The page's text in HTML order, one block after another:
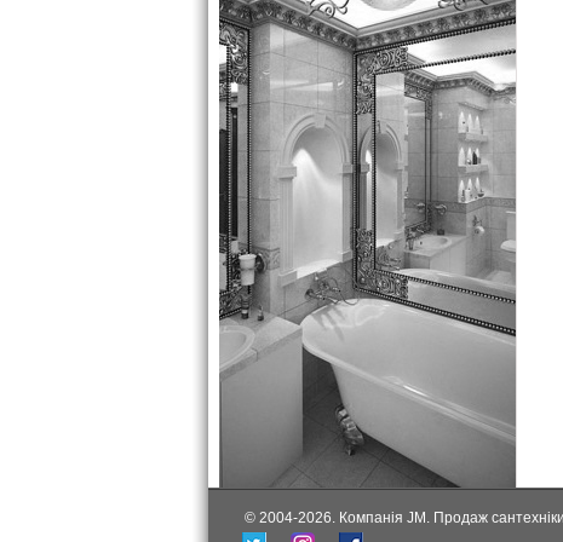
© 2004-2026. Компанія JM. Продаж